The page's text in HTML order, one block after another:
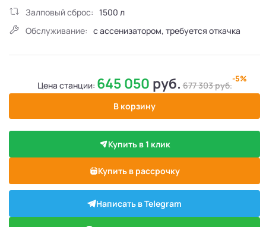
Залповый сброс: 1500 л
Обслуживание: с ассенизатором, требуется откачка
Цена станции: 645 050 руб. 677 303руб.
-5%
В корзину
Купить в 1 клик
Купить в рассрочку
Написать в Telegram